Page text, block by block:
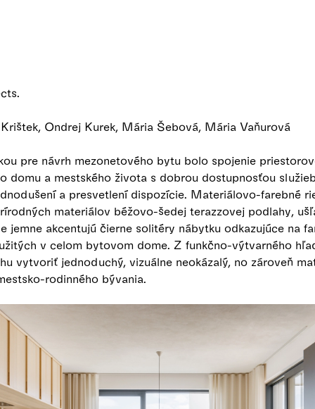
Ondrej Kurek, Mária Šebová, Mária Vaňurová
pre návrh mezonetového bytu bolo spojenie
domu a mestského života s dobrou dostupnosťou
a presvetlení dispozície. Materiálovo-farebné
materiálov béžovo-šedej terazzovej podlahy,
jemne akcentujú čierne solitéry nábytku odkazujúce na
v celom bytovom dome. Z funkčno-výtvarného
vytvoriť jednoduchý, vizuálne neokázalý, no zároveň
rodinného bývania.